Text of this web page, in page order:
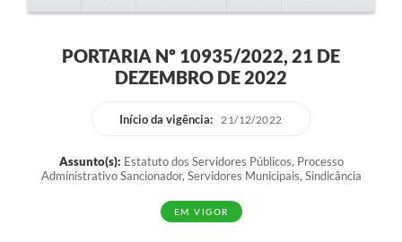
PORTARIA Nº 10935/2022, 21 DE
DEZEMBRO DE 2022
Início da vigência: 21/12/2022
Assunto(s): Estatuto dos Servidores Públicos, Processo
Administrativo Sancionador, Servidores Municipais, Sindicância
EM VIGOR